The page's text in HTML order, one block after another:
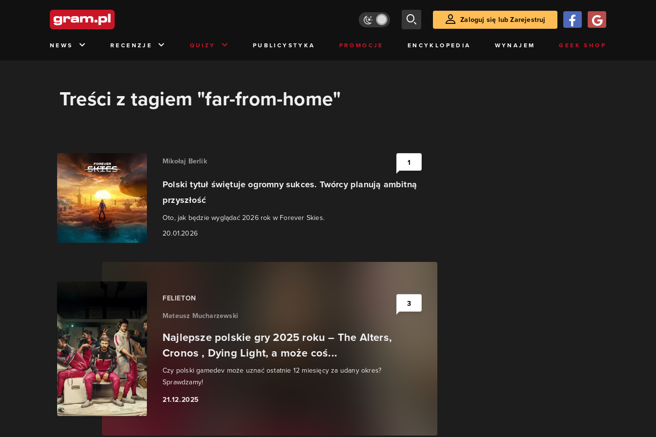
Zaloguj się lub Zarejestruj
NEWS RECENZJE QUIZY PUBLICYSTYKA PROMOCJE ENCYKLOPEDIA WYNAJEM GEEK SHOP
Treści z tagiem "far-from-home"
Mikołaj Berlik
Polski tytuł świętuje ogromny sukces. Twórcy planują ambitną
przyszłość
Oto, jak będzie wyglądać 2026 rok w Forever Skies.
20.01.2026
1
FELIETON
Mateusz Mucharzewski
Najlepsze polskie gry 2025 roku – The Alters,
Cronos , Dying Light, a może coś...
Czy polski gamedev może uznać ostatnie 12 miesięcy za udany okres?
Sprawdzamy!
21.12.2025
3